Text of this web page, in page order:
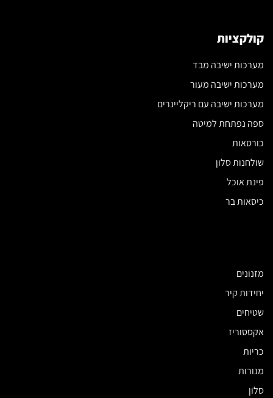
קולקציות
מערכות ישיבה מבד
מערכות ישיבה מעור
מערכות ישיבה עם ריקליינרים
ספה נפתחת למיטה
כורסאות
שולחנות סלון
פינת אוכל
כיסאות בר
מזנונים
יחידות קיר
שטיחים
אקססוריז
כריות
מנורות
סלון